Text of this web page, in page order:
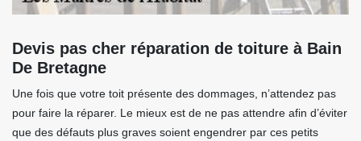
Devis pas cher réparation de toiture à Bain
De Bretagne
Une fois que votre toit présente des dommages, n’attendez pas
pour faire la réparer. Le mieux est de ne pas attendre afin d’éviter
que des défauts plus graves soient engendrer par ces petits